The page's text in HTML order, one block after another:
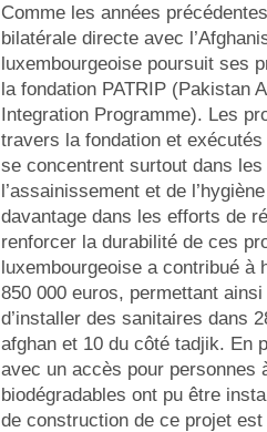
Comme les années
bilatérale directe avec
luxembourgeoise poursuit ses
la fondation PATRIP (Pakistan
Integration Programme). Les
travers la fondation et
se concentrent surtout dans les
l’assainissement et de
davantage dans les efforts de
renforcer la durabilité de ces
luxembourgeoise a contribué à
850 000 euros, permettant ainsi
d’installer des sanitaires dans
afghan et 10 du côté tadjik. En
avec un accès pour personnes
biodégradables ont pu être
de construction de ce projet